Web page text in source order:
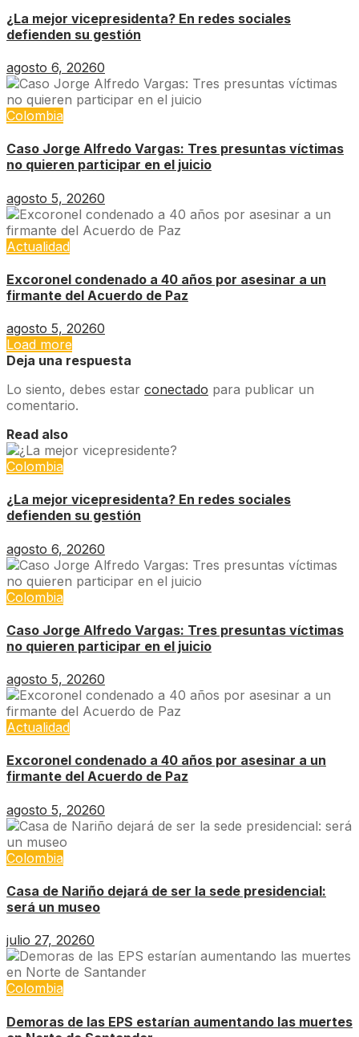
¿La mejor vicepresidenta? En redes sociales
defienden su gestión
agosto 6, 20260
Colombia
Caso Jorge Alfredo Vargas: Tres presuntas víctimas
no quieren participar en el juicio
agosto 5, 20260
Actualidad
Excoronel condenado a 40 años por asesinar a un
firmante del Acuerdo de Paz
agosto 5, 20260
Load more
Deja una respuesta
Lo siento, debes estar conectado para publicar un
comentario.
Read also
Colombia
¿La mejor vicepresidenta? En redes sociales
defienden su gestión
agosto 6, 20260
Colombia
Caso Jorge Alfredo Vargas: Tres presuntas víctimas
no quieren participar en el juicio
agosto 5, 20260
Actualidad
Excoronel condenado a 40 años por asesinar a un
firmante del Acuerdo de Paz
agosto 5, 20260
Colombia
Casa de Nariño dejará de ser la sede presidencial:
será un museo
julio 27, 20260
Colombia
Demoras de las EPS estarían aumentando las muertes